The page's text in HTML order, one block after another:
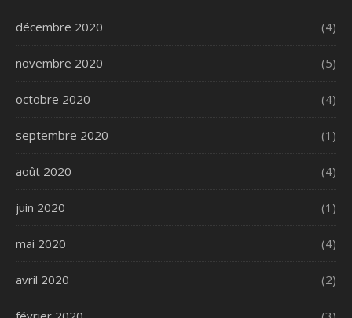
décembre 2020 (4)
novembre 2020 (5)
octobre 2020 (4)
septembre 2020 (1)
août 2020 (4)
juin 2020 (1)
mai 2020 (4)
avril 2020 (2)